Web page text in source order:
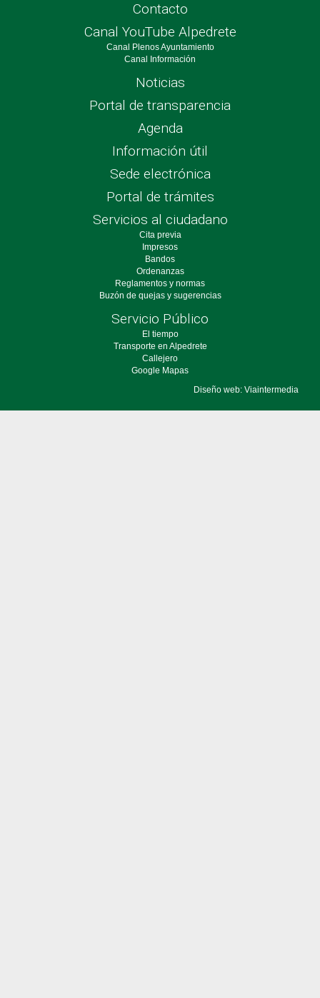
Contacto
Canal YouTube Alpedrete
Canal Plenos Ayuntamiento
Canal Información
Noticias
Portal de transparencia
Agenda
Información útil
Sede electrónica
Portal de trámites
Servicios al ciudadano
Cita previa
Impresos
Bandos
Ordenanzas
Reglamentos y normas
Buzón de quejas y sugerencias
Servicio Público
El tiempo
Transporte en Alpedrete
Callejero
Google Mapas
Diseño web: Viaintermedia